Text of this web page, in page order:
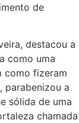
de
destacou a
como uma
como fizeram
parabenizou a
sólida de uma
chamada